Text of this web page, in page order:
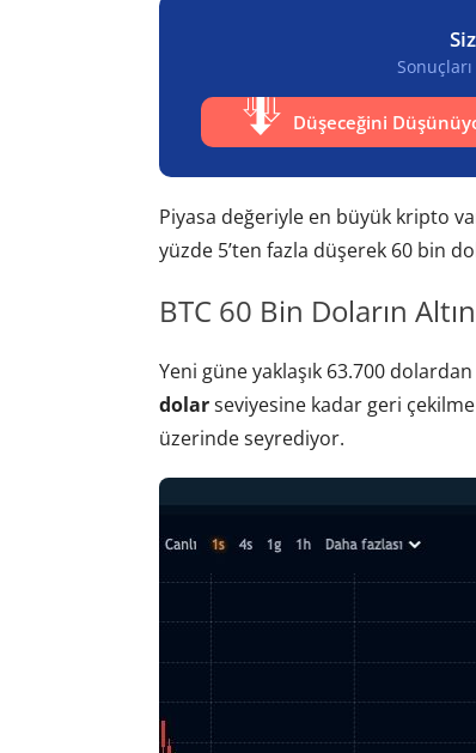
Düşeceğini
Piyasa değeriyle en büyük kripto
yüzde 5’ten fazla düşerek 60 bin
BTC 60 Bin Doların
Yeni güne yaklaşık 63.700
dolarseviyesine kadar geri
üzerinde seyrediyor.